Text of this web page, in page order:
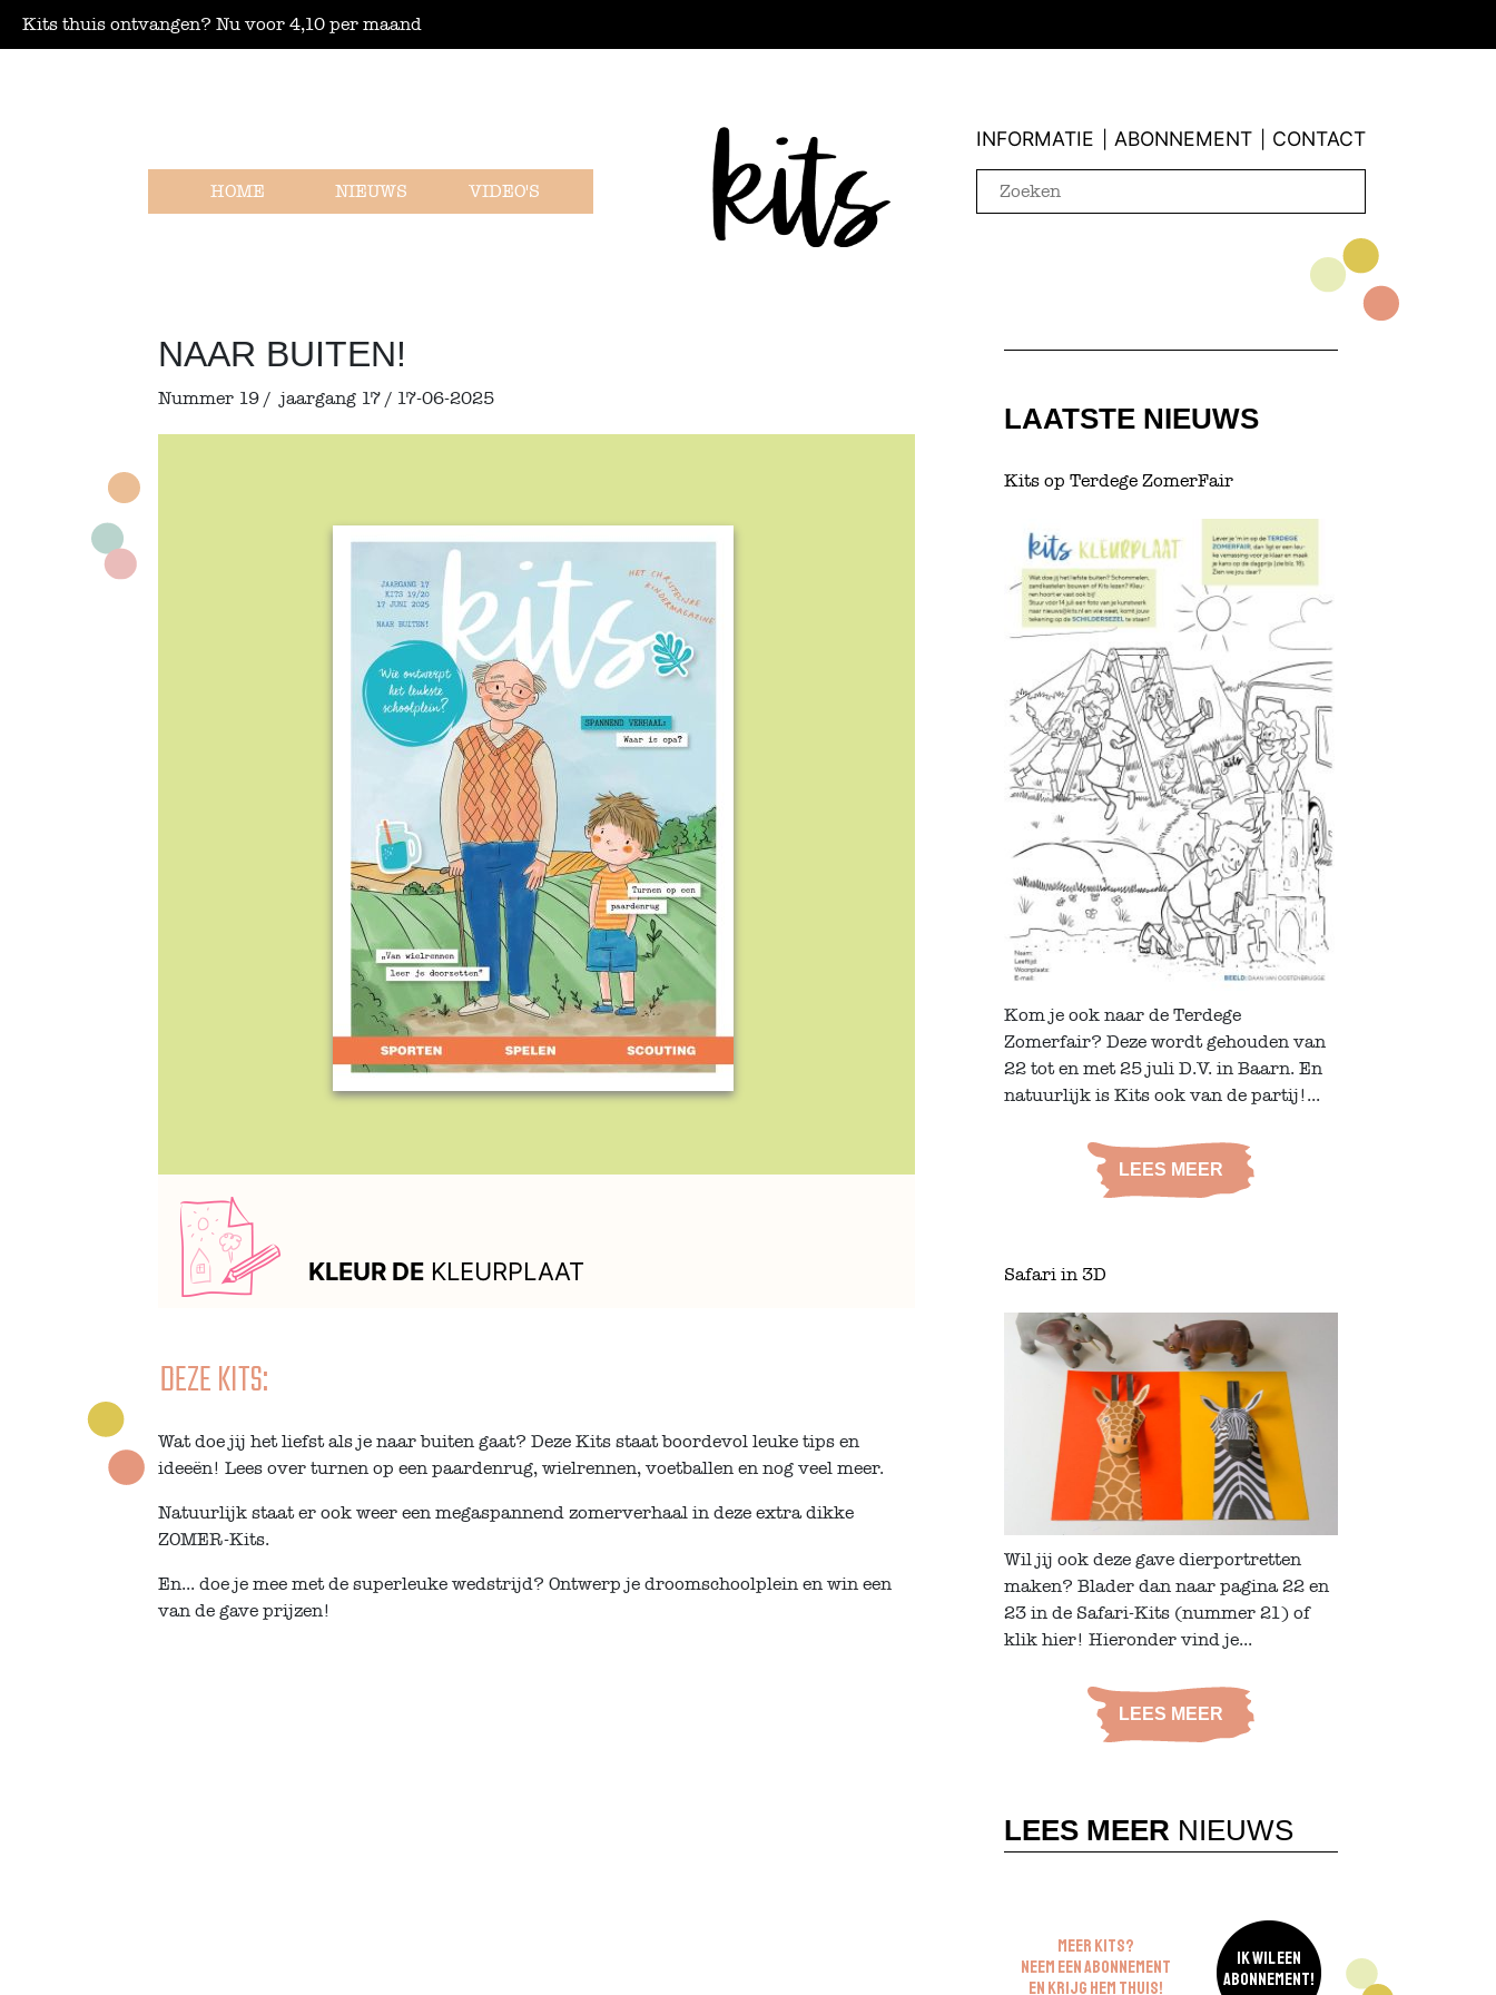
Kits thuis ontvangen? Nu voor 4,10 per maand
HOME NIEUWS VIDEO'S
INFORMATIE ABONNEMENT CONTACT
NAAR BUITEN!
Nummer 19 / jaargang 17 / 17-06-2025
KLEUR DE KLEURPLAAT
DEZE KITS:
Wat doe jij het liefst als je naar buiten gaat? Deze Kits staat boordevol leuke tips en
ideeën! Lees over turnen op een paardenrug, wielrennen, voetballen en nog veel meer.
Natuurlijk staat er ook weer een megaspannend zomerverhaal in deze extra dikke
ZOMER-Kits.
En... doe je mee met de superleuke wedstrijd? Ontwerp je droomschoolplein en win een
van de gave prijzen!
LAATSTE NIEUWS
Kits op Terdege ZomerFair
Kom je ook naar de Terdege
Zomerfair? Deze wordt gehouden van
22 tot en met 25 juli D.V. in Baarn. En
natuurlijk is Kits ook van de partij!...
LEES MEER
Safari in 3D
Wil jij ook deze gave dierportretten
maken? Blader dan naar pagina 22 en
23 in de Safari-Kits (nummer 21) of
klik hier! Hieronder vind je...
LEES MEER
LEES MEER NIEUWS
MEER KITS?
NEEM EEN ABONNEMENT
EN KRIJG HEM THUIS!
IK WIL EEN
ABONNEMENT!